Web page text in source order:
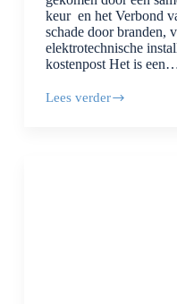
keur en het Verbond
schade door branden,
elektrotechnische
kostenpost Het is
Lees verder
Nieuwe